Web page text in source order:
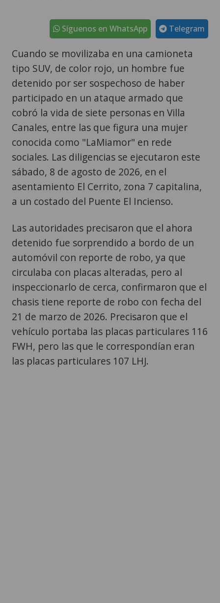
Telegram
Síguenos en WhatsApp
Cuando se movilizaba en una camioneta
tipo SUV, de color rojo, un hombre fue
detenido por ser sospechoso de haber
participado en un ataque armado que
cobró la vida de siete personas en Villa
Canales, entre las que figura una mujer
conocida como "LaMiamor" en rede
sociales. Las diligencias se ejecutaron este
sábado, 8 de agosto de 2026, en el
asentamiento El Cerrito, zona 7 capitalina,
a un costado del Puente El Incienso.
Las autoridades precisaron que el ahora
detenido fue sorprendido a bordo de un
automóvil con reporte de robo, ya que
circulaba con placas alteradas, pero al
inspeccionarlo de cerca, confirmaron que el
chasis tiene reporte de robo con fecha del
21 de marzo de 2026. Precisaron que el
vehículo portaba las placas particulares 116
FWH, pero las que le correspondían eran
las placas particulares 107 LHJ.